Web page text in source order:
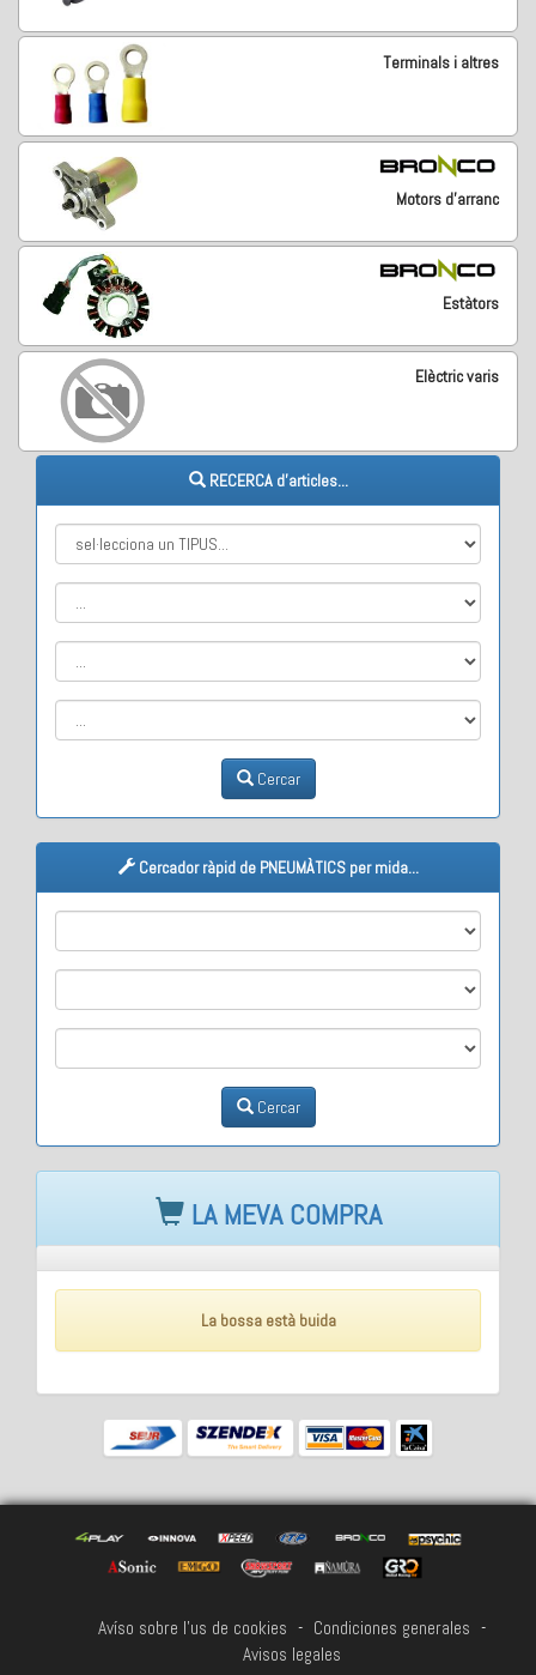
Terminals i altres
Motors d'arranc
Estàtors
Elèctric varis
RECERCA d'articles...
Cercar
Cercador ràpid de PNEUMÀTICS per mida...
Cercar
LA MEVA COMPRA
La bossa està buida
Avíso sobre l'us de cookies - Condiciones generales -
Avisos legales